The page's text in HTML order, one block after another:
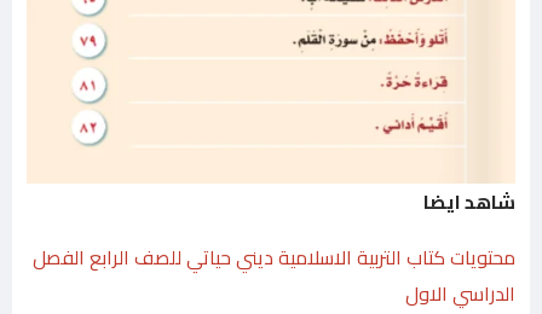
شاهد ايضا
محتويات كتاب التربية الاسلامية ديني حياتي للصف الرابع الفصل
الدراسي الاول